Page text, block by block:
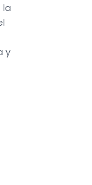
la
y